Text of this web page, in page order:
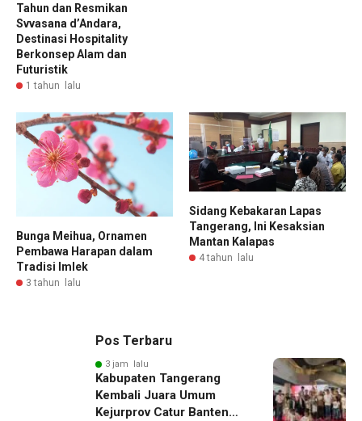
Tahun dan Resmikan
Svvasana d’Andara,
Destinasi Hospitality
Berkonsep Alam dan
Futuristik
1 tahun lalu
Bunga Meihua, Ornamen
Pembawa Harapan dalam
Tradisi Imlek
3 tahun lalu
Sidang Kebakaran Lapas
Tangerang, Ini Kesaksian
Mantan Kalapas
4 tahun lalu
Pos Terbaru
3 jam lalu
Kabupaten Tangerang
Kembali Juara Umum
Kejurprov Catur Banten